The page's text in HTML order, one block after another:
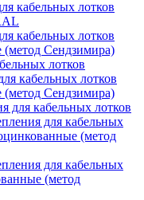
кабельных лотков
кабельных лотков
(метод Сендзимира)
лотков
кабельных лотков
(метод Сендзимира)
для кабельных лотков
для кабельных
(метод
для кабельных
(метод